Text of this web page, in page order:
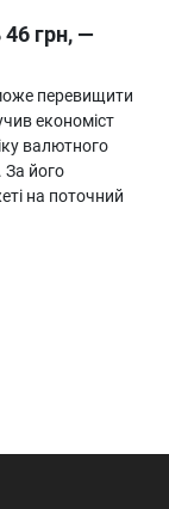
грн, —
перевищити
економіст
валютного
його
на поточний